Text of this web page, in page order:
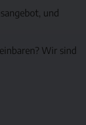
und
Wir sind